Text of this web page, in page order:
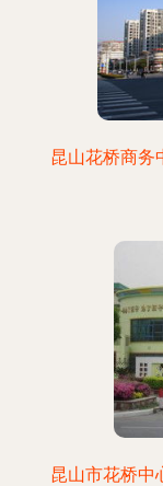
昆山花桥商务
昆山市花桥中